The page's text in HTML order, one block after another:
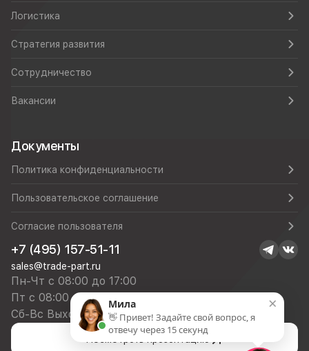
Логистика
Стратегия развития
Сотрудничество
Вакансии
Документы
Политика конфиденциальности
Пользовательское соглашение
Согласие пользователя
+7 (495) 157-51-11
sales@trade-part.ru
Пн-Чт с 08:00 до 17:00
Пт с 08:00 до 16:00
Сб-Вс Выходной
×
Мила
👋 Привет! Задайте свой вопрос, я
отвечу через 15 секунд